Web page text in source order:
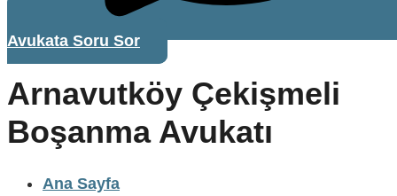
Avukata Soru Sor
Arnavutköy Çekişmeli
Boşanma Avukatı
Ana Sayfa